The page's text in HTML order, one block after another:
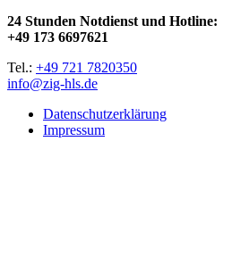
24 Stunden Notdienst und Hotline:
+49 173 6697621
Tel.: +49 721 7820350
info@zig-hls.de
Datenschutzerklärung
Impressum